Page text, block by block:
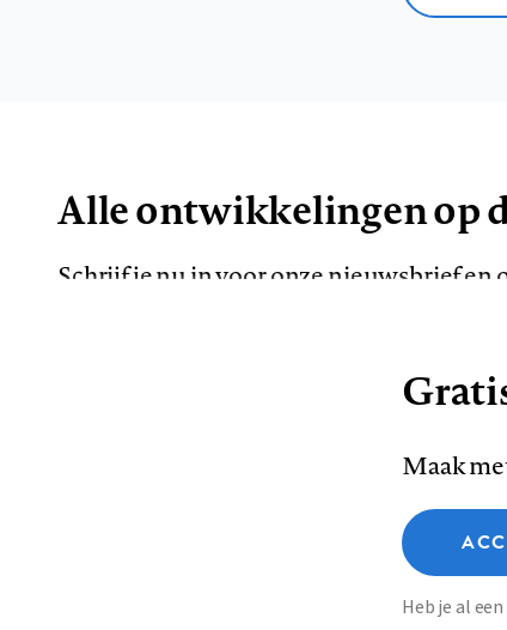
Alle ontwikkelingen op
Schrijf je nu in voor onze nieuwsbrief en
Colofon
Maak
Heb je al
Functionele cookies
Analytische cookies